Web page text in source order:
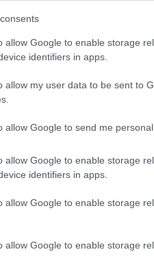
allow Google to enable storage
identifiers in apps.
allow my user data to be sent to
allow Google to send me
allow Google to enable storage
identifiers in apps.
allow Google to enable storage
allow Google to enable storage
της δουλειάς.
Μετάέχασα τις